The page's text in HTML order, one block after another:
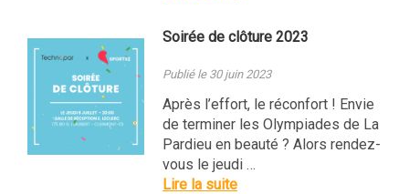
Soirée de clôture 2023
Publié le 30 juin 2023
Après l’effort, le réconfort ! Envie
de terminer les Olympiades de La
Pardieu en beauté ? Alors rendez-
vous le jeudi …
Lire la suite